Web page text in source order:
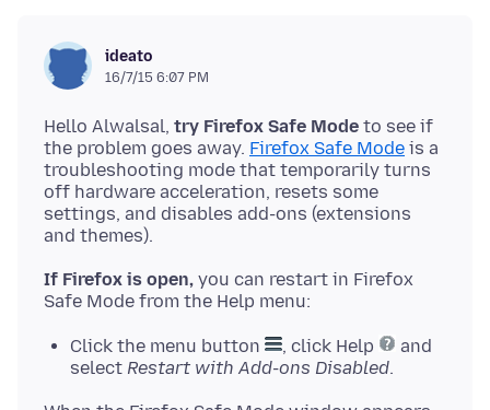
ideato
16/7/15 6:07 PM
Hello Alwalsal, try Firefox Safe Mode to see if
the problem goes away. Firefox Safe Mode is a
troubleshooting mode that temporarily turns
off hardware acceleration, resets some
settings, and disables add-ons (extensions
If Firefox is open, you can restart in Firefox
Click the menu button , click Help
and
select Restart with Add-ons Disabled.